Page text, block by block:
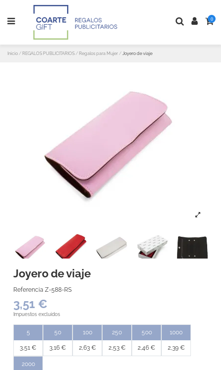
0
Inicio REGALOS PUBLICITARIOS Regalos para Mujer Joyero de viaje
Joyero de viaje
Referencia Z-588-RS
3,51 €
Impuestos excluidos
5
3,51 €
50
3,16 €
100
2,63 €
250
2,53 €
500
2,46 €
1000
2,39 €
2000